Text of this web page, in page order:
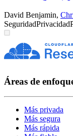
David Benjamin,
SeguridadPrivacidad
Áreas de
Más privada
Más segura
Más rápida